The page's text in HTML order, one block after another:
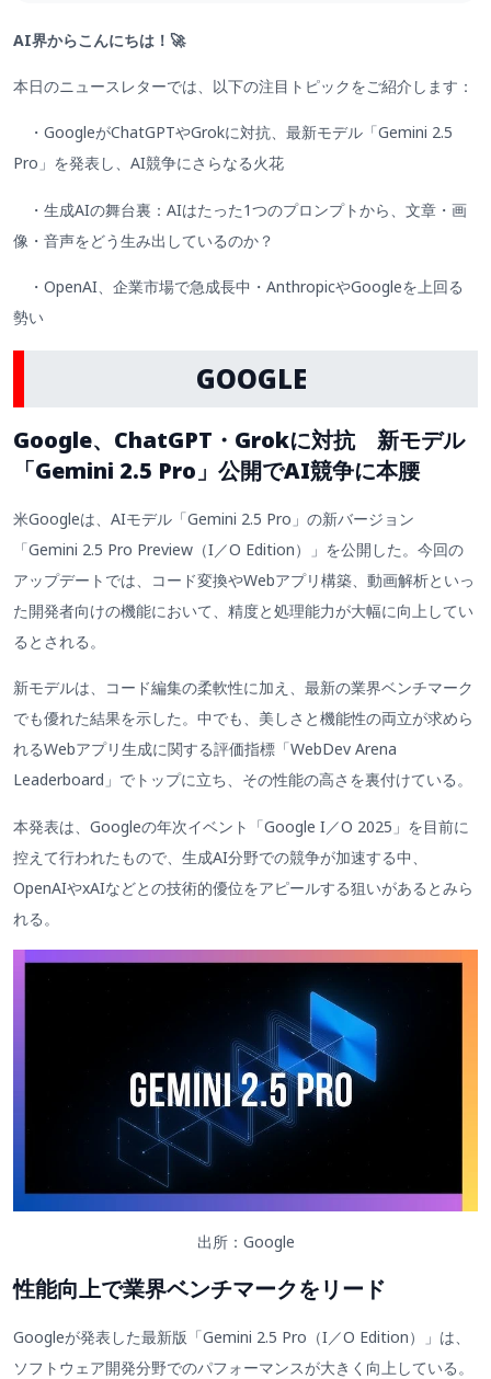
AI界からこんにちは！🚀
本日のニュースレターでは、以下の注目トピックをご紹介します：
・GoogleがChatGPTやGrokに対抗、最新モデル「Gemini 2.5
Pro」を発表し、AI競争にさらなる火花
・生成AIの舞台裏：AIはたった1つのプロンプトから、文章・画
像・音声をどう生み出しているのか？
・OpenAI、企業市場で急成長中・AnthropicやGoogleを上回る
勢い
GOOGLE
Google、ChatGPT・Grokに対抗 新モデル
「Gemini 2.5 Pro」公開でAI競争に本腰
米Googleは、AIモデル「Gemini 2.5 Pro」の新バージョン
「Gemini 2.5 Pro Preview（I／O Edition）」を公開した。今回の
アップデートでは、コード変換やWebアプリ構築、動画解析といっ
た開発者向けの機能において、精度と処理能力が大幅に向上してい
るとされる。
新モデルは、コード編集の柔軟性に加え、最新の業界ベンチマーク
でも優れた結果を示した。中でも、美しさと機能性の両立が求めら
れるWebアプリ生成に関する評価指標「WebDev Arena
Leaderboard」でトップに立ち、その性能の高さを裏付けている。
本発表は、Googleの年次イベント「Google I／O 2025」を目前に
控えて行われたもので、生成AI分野での競争が加速する中、
OpenAIやxAIなどとの技術的優位をアピールする狙いがあるとみら
れる。
出所：Google
性能向上で業界ベンチマークをリード
Googleが発表した最新版「Gemini 2.5 Pro（I／O Edition）」は、
ソフトウェア開発分野でのパフォーマンスが大きく向上している。